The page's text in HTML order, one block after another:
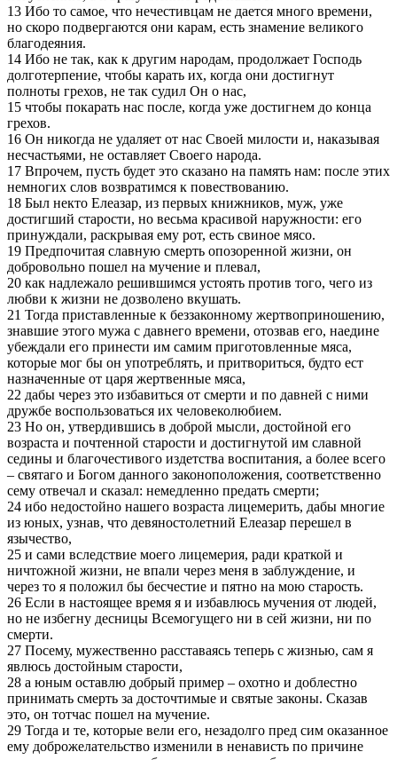
13 Ибо то самое, что нечестивцам не дается много времени,
но скоро подвергаются они карам, есть знамение великого
благодеяния.
14 Ибо не так, как к другим народам, продолжает Господь
долготерпение, чтобы карать их, когда они достигнут
полноты грехов, не так судил Он о нас,
15 чтобы покарать нас после, когда уже достигнем до конца
грехов.
16 Он никогда не удаляет от нас Своей милости и, наказывая
несчастьями, не оставляет Своего народа.
17 Впрочем, пусть будет это сказано на память нам: после этих
немногих слов возвратимся к повествованию.
18 Был некто Елеазар, из первых книжников, муж, уже
достигший старости, но весьма красивой наружности: его
принуждали, раскрывая ему рот, есть свиное мясо.
19 Предпочитая славную смерть опозоренной жизни, он
добровольно пошел на мучение и плевал,
20 как надлежало решившимся устоять против того, чего из
любви к жизни не дозволено вкушать.
21 Тогда приставленные к беззаконному жертвоприношению,
знавшие этого мужа с давнего времени, отозвав его, наедине
убеждали его принести им самим приготовленные мяса,
которые мог бы он употреблять, и притвориться, будто ест
назначенные от царя жертвенные мяса,
22 дабы через это избавиться от смерти и по давней с ними
дружбе воспользоваться их человеколюбием.
23 Но он, утвердившись в доброй мысли, достойной его
возраста и почтенной старости и достигнутой им славной
седины и благочестивого издетства воспитания, а более всего
– святаго и Богом данного законоположения, соответственно
сему отвечал и сказал: немедленно предать смерти;
24 ибо недостойно нашего возраста лицемерить, дабы многие
из юных, узнав, что девяностолетний Елеазар перешел в
язычество,
25 и сами вследствие моего лицемерия, ради краткой и
ничтожной жизни, не впали через меня в заблуждение, и
через то я положил бы бесчестие и пятно на мою старость.
26 Если в настоящее время я и избавлюсь мучения от людей,
но не избегну десницы Всемогущего ни в сей жизни, ни по
смерти.
27 Посему, мужественно расставаясь теперь с жизнью, сам я
явлюсь достойным старости,
28 а юным оставлю добрый пример – охотно и доблестно
принимать смерть за досточтимые и святые законы. Сказав
это, он тотчас пошел на мучение.
29 Тогда и те, которые вели его, незадолго пред сим оказанное
ему доброжелательство изменили в ненависть по причине